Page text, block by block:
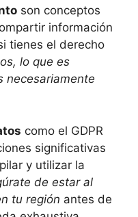
son conceptos
información
tienes el derecho
lo que es
necesariamente
como el GDPR
significativas
y utilizar la
de estar al
tu región antes de